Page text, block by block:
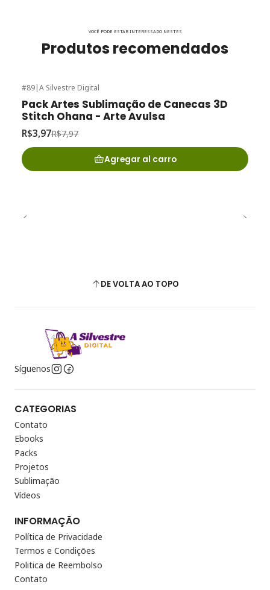
VOCÊ PODE ESTAR INTERESSADO NESTES
Produtos recomendados
#89|A Silvestre Digital
Pack Artes Sublimação de Canecas 3D
Stitch Ohana - Arte Avulsa
R$3,97R$7,97
Agregar al carro
DE VOLTA AO TOPO
Síguenos
CATEGORIAS
Contato
Ebooks
Packs
Projetos
Sublimação
Vídeos
INFORMAÇÃO
Política de Privacidade
Termos e Condições
Politica de Reembolso
Contato